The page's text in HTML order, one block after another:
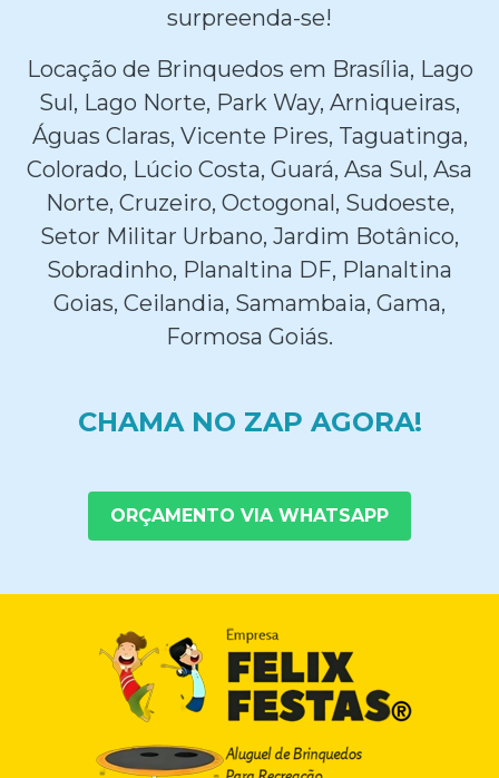
surpreenda-se!
Locação de Brinquedos em Brasília, Lago
Sul, Lago Norte, Park Way, Arniqueiras,
Águas Claras, Vicente Pires, Taguatinga,
Colorado, Lúcio Costa, Guará, Asa Sul, Asa
Norte, Cruzeiro, Octogonal, Sudoeste,
Setor Militar Urbano, Jardim Botânico,
Sobradinho, Planaltina DF, Planaltina
Goias, Ceilandia, Samambaia, Gama,
Formosa Goiás.
CHAMA NO ZAP AGORA!
ORÇAMENTO VIA WHATSAPP